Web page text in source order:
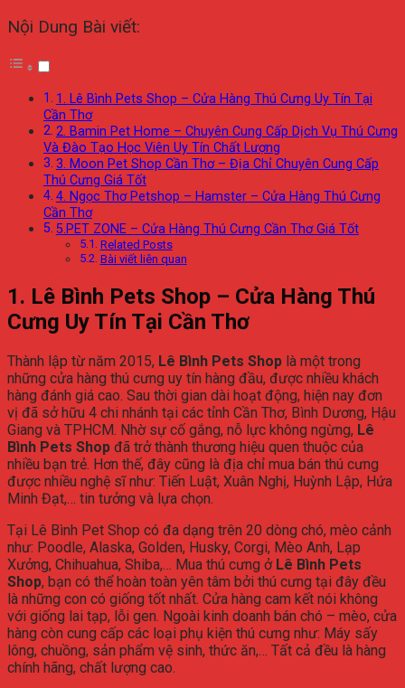
Nội Dung Bài viết:
1. Lê Bình Pets Shop – Cửa Hàng Thú Cưng Uy Tín Tại
Cần Thơ
2. Bamin Pet Home – Chuyên Cung Cấp Dịch Vụ Thú Cưng
Và Đào Tạo Học Viên Uy Tín Chất Lượng
3. Moon Pet Shop Cần Thơ – Địa Chỉ Chuyên Cung Cấp
Thú Cưng Giá Tốt
4. Ngọc Thơ Petshop – Hamster – Cửa Hàng Thú Cưng
Cần Thơ
5.PET ZONE – Cửa Hàng Thú Cưng Cần Thơ Giá Tốt
Related Posts
Bài viết liên quan
1. Lê Bình Pets Shop – Cửa Hàng Thú
Cưng Uy Tín Tại Cần Thơ
Thành lập từ năm 2015, Lê Bình Pets Shop là một trong
những cửa hàng thú cưng uy tín hàng đầu, được nhiều khách
hàng đánh giá cao. Sau thời gian dài hoạt động, hiện nay đơn
vị đã sở hữu 4 chi nhánh tại các tỉnh Cần Thơ, Bình Dương, Hậu
Giang và TPHCM. Nhờ sự cố gắng, nỗ lực không ngừng, Lê
Bình Pets Shop đã trở thành thương hiệu quen thuộc của
nhiều bạn trẻ. Hơn thế, đây cũng là địa chỉ mua bán thú cưng
được nhiều nghệ sĩ như: Tiến Luật, Xuân Nghị, Huỳnh Lập, Hứa
Minh Đạt,… tin tưởng và lựa chọn.
Tại Lê Bình Pet Shop có đa dạng trên 20 dòng chó, mèo cảnh
như: Poodle, Alaska, Golden, Husky, Corgi, Mèo Anh, Lạp
Xưởng, Chihuahua, Shiba,… Mua thú cưng ở Lê Bình Pets
Shop, bạn có thể hoàn toàn yên tâm bởi thú cưng tại đây đều
là những con có giống tốt nhất. Cửa hàng cam kết nói không
với giống lai tạp, lỗi gen. Ngoài kinh doanh bán chó – mèo, cửa
hàng còn cung cấp các loại phụ kiện thú cưng như: Máy sấy
lông, chuồng, sản phẩm vệ sinh, thức ăn,… Tất cả đều là hàng
chính hãng, chất lượng cao.